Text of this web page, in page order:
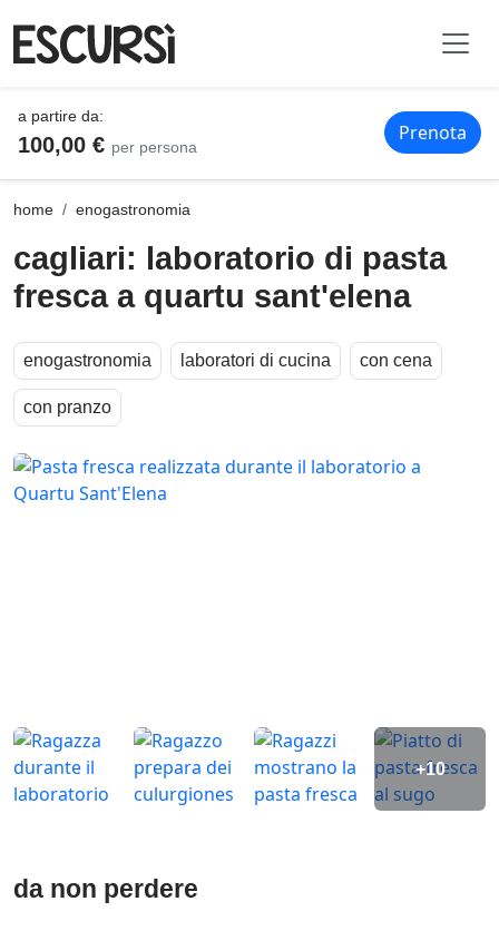
a partire da:
100,00 € per persona
Prenota
home enogastronomia
cagliari: laboratorio di pasta fresca a quartu sant'elena
cagliari: laboratorio di pasta
fresca a quartu sant'elena
enogastronomia laboratori di cucina con cena
con pranzo
+10
da non perdere